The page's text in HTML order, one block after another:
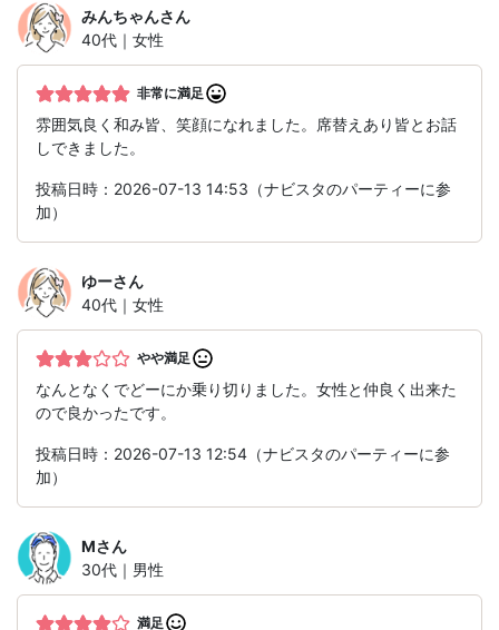
みんちゃんさん
40代｜女性
非常に満足
雰囲気良く和み皆、笑顔になれました。席替えあり皆とお話
しできました。
投稿日時：2026-07-13 14:53（ナビスタのパーティーに参
加）
ゆーさん
40代｜女性
やや満足
なんとなくでどーにか乗り切りました。女性と仲良く出来た
ので良かったです。
投稿日時：2026-07-13 12:54（ナビスタのパーティーに参
加）
Mさん
30代｜男性
満足